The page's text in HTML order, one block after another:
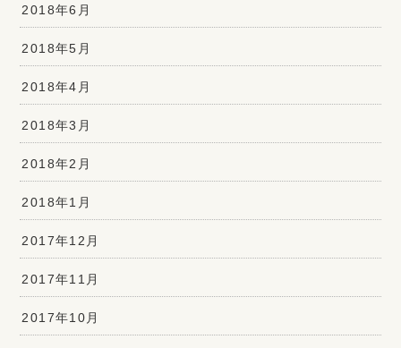
2018年6月
2018年5月
2018年4月
2018年3月
2018年2月
2018年1月
2017年12月
2017年11月
2017年10月